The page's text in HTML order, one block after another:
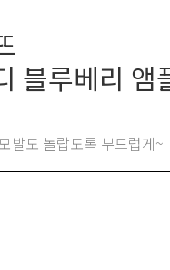
블루베리
발도 놀랍도록 부드럽게~